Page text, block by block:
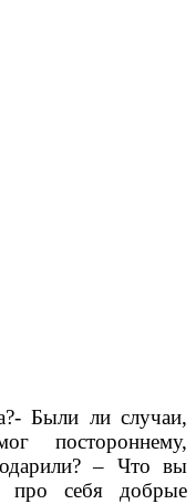
Были ли случаи,
постороннему,
– Что вы
про себя добрые